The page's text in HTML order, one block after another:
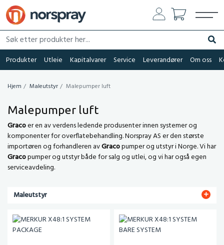
Søk etter produkter her...
Søk
Produkter Utleie Kapitalvarer Service Leverandører Om oss
Hjem Maleutstyr Malepumper luft
Malepumper luft
Gracoer en av verdens ledende produsenter innen systemer og
komponenter for overflatebehandling. Norspray AS er den største
importøren og forhandleren avGracopumper og utstyr i Norge. Vi har
Gracopumper og utstyr både for salg og utlei, og vi har også egen
serviceavdeling.
Maleutstyr